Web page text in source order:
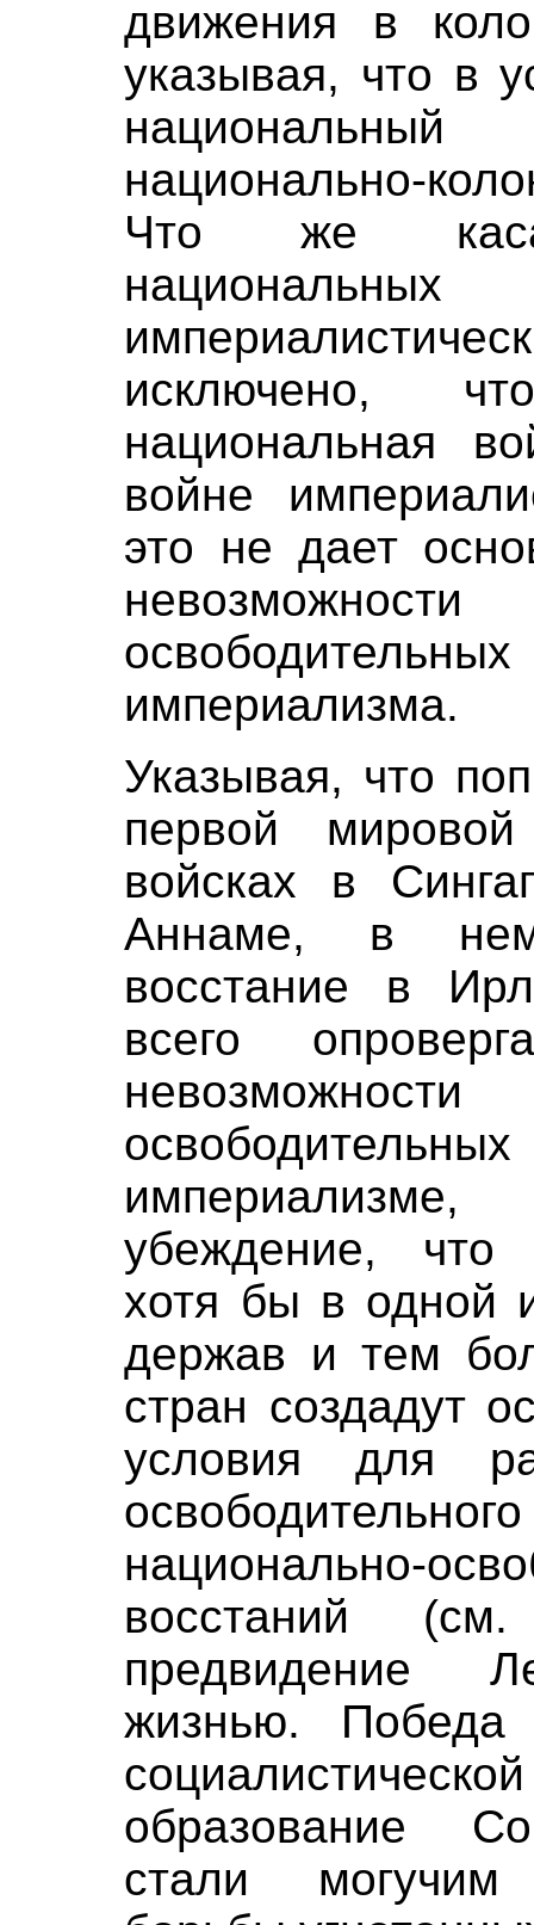
движения в
указывая, что в
национальный
национально-
Что же
исключено,
национальная
войне
это не дает
империализма.
Указывая, что
первой
войсках в
Аннаме, в
восстание в
всего
убеждение, что
хотя бы в одной
держав и тем
стран создадут
условия для
национально-
восстаний
предвидение
жизнью. Победа
образование
стали